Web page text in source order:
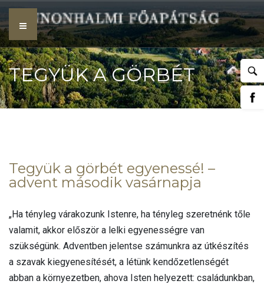
Skip
to
content
TEGYÜK A GÖRBÉT
MÁSODIK VASÁRNAPJA
Tegyük a görbét egyenessé! –
advent második vasárnapja
„Ha tényleg várakozunk Istenre, ha tényleg szeretnénk tőle
valamit, akkor először a lelki egyenességre van
szükségünk. Adventben jelentse számunkra az útkészítés
a szavak kiegyenesítését, a létünk kendőzetlenségét
abban a környezetben, ahova Isten helyezett: családunkban,